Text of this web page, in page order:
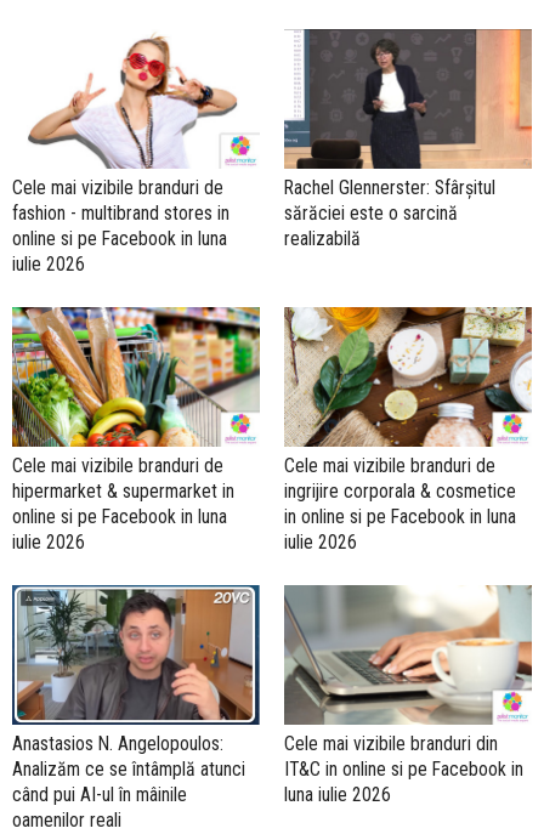
Cele mai vizibile branduri de
fashion - multibrand stores in
online si pe Facebook in luna
iulie 2026
Rachel Glennerster: Sfârșitul
sărăciei este o sarcină
realizabilă
Cele mai vizibile branduri de
hipermarket & supermarket in
online si pe Facebook in luna
iulie 2026
Cele mai vizibile branduri de
ingrijire corporala & cosmetice
in online si pe Facebook in luna
iulie 2026
Anastasios N. Angelopoulos:
Analizăm ce se întâmplă atunci
când pui AI-ul în mâinile
oamenilor reali
Cele mai vizibile branduri din
IT&C in online si pe Facebook in
luna iulie 2026